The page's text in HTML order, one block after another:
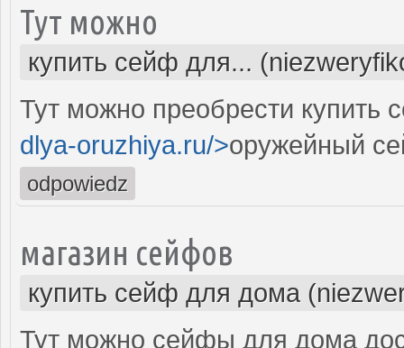
Тут можно
купить сейф для...
Тут можно преобрести купить
dlya-oruzhiya.ru/>оружейный
odpowiedz
магазин сейфов
купить сейф для дома
Тут можно сейфы для дома